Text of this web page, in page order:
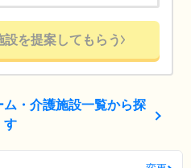
設を提案してもらう
・介護施設一覧から探
す